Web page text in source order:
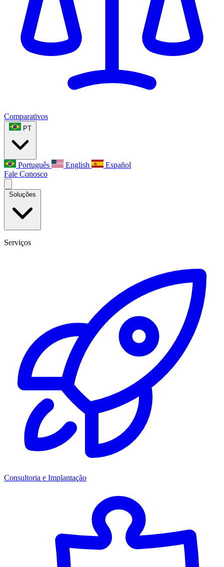
Comparativos
PT
Português English
Español
Fale Conosco
Soluções
Serviços
Consultoria e Implantação